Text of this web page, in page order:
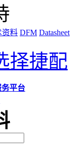
资料 DFM Datasheet
择捷配
平台